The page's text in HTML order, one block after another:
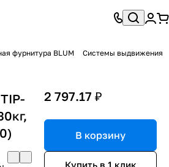
фурнитура BLUM Системы выдвижения
2 797.17 ₽
В корзину
Купить в 1 клик